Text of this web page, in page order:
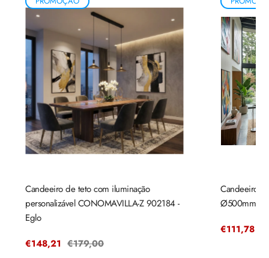
Candeeiro de teto com iluminação
personalizável CONOMAVILLA-Z 902184 -
Eglo
Preço
€148,21 Preço
€179,00
Candeeiro
Ø500mm
Preço
€111,78